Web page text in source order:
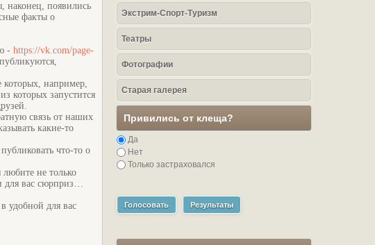
наконец, появились
факты о
- https://vk.com/page-
которых, например,
которых запустится
связь от наших
какие-то
что-то о
не только
для вас сюрприз…
удобной для вас
Экстрим-Спорт-Туризм
Театры
Фотографии
Старая галерея
Привились от клеща?
Да
Нет
Только застраховался
Голосовать Результаты